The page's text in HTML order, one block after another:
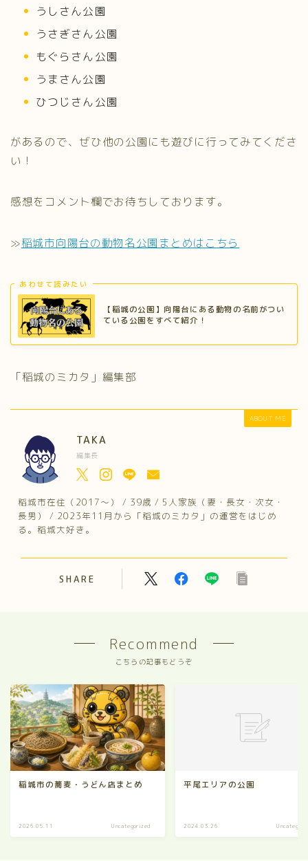
うしさん公園
うさぎさん公園
もぐらさん公園
うまさん公園
ひつじさん公園
があるので、ぜひ他の公園にも遊びに行ってみてくださ
い！
感想をコメント欄でお待ちしております。
≫稲城市向陽台の動物名公園まとめはこちら
あわせて読みたい
【稲城の公園】向陽台にある動物の名前がつい
ている公園をすべて紹介！
「稲城のミカタ」編集部
ABOUT ME
TAKA
編集長
稲城市在住（2017～） / 39歳 / 5人家族（妻・長女・次女・
長男） / 2023年11月から「稲城のミカタ」の運営をはじめ
る。稲城大好き。
SHARE
Recommend
こちらの記事もどうぞ
稲城市の蕎麦・うどん店まとめ
2026.05.11 Uncategorized
平尾エリアの公園
2024.03.26